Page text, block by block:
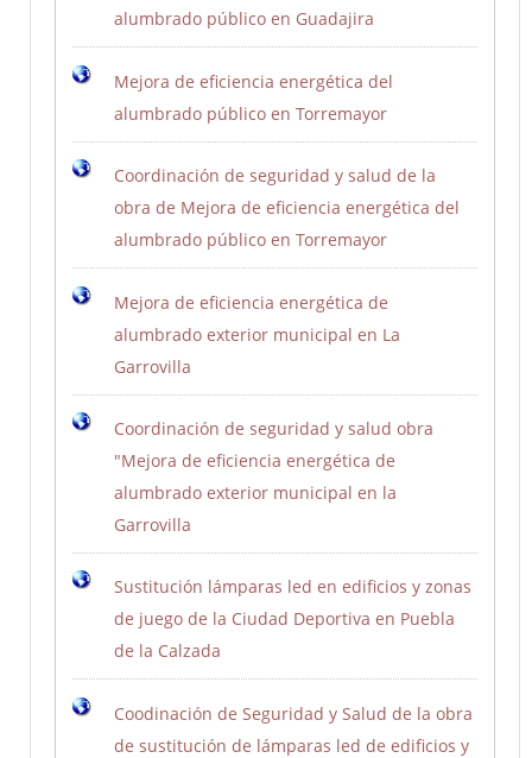
alumbrado público en Guadajira
Mejora de eficiencia energética del
alumbrado público en Torremayor
Coordinación de seguridad y salud de la
obra de Mejora de eficiencia energética del
alumbrado público en Torremayor
Mejora de eficiencia energética de
alumbrado exterior municipal en La
Garrovilla
Coordinación de seguridad y salud obra
"Mejora de eficiencia energética de
alumbrado exterior municipal en la
Garrovilla
Sustitución lámparas led en edificios y zonas
de juego de la Ciudad Deportiva en Puebla
de la Calzada
Coodinación de Seguridad y Salud de la obra
de sustitución de lámparas led de edificios y